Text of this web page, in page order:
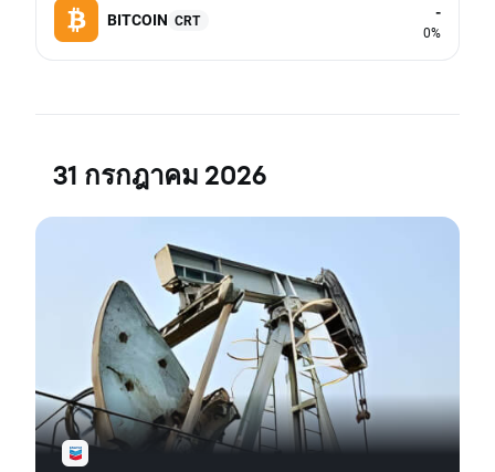
BITCOIN CRT -
0%
31 กรกฎาคม 2026